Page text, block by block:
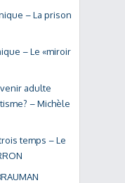
– La prison
– Le «miroir
adulte
– Michèle
temps – Le